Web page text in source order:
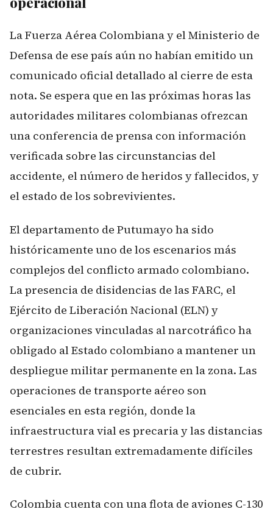
La Fuerza Aérea Colombiana y el Ministerio de
Defensa de ese país aún no habían emitido un
comunicado oficial detallado al cierre de esta
nota. Se espera que en las próximas horas las
autoridades militares colombianas ofrezcan
una conferencia de prensa con información
verificada sobre las circunstancias del
accidente, el número de heridos y fallecidos, y
el estado de los sobrevivientes.
El departamento de Putumayo ha sido
históricamente uno de los escenarios más
complejos del conflicto armado colombiano.
La presencia de disidencias de las FARC, el
Ejército de Liberación Nacional (ELN) y
organizaciones vinculadas al narcotráfico ha
obligado al Estado colombiano a mantener un
despliegue militar permanente en la zona. Las
operaciones de transporte aéreo son
esenciales en esta región, donde la
infraestructura vial es precaria y las distancias
terrestres resultan extremadamente difíciles
de cubrir.
Colombia cuenta con una flota de aviones C-130